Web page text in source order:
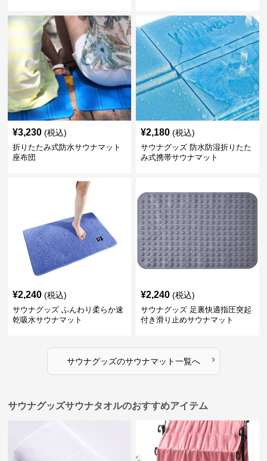
¥3,230 (税込)
折りたたみ式防水サウナマット
座布団
¥2,180 (税込)
サウナグッズ 防水防湿折りたた
み式携帯サウナマット
¥2,240 (税込)
サウナグッズ ふんわり柔らか速
乾吸水サウナマット
¥2,240 (税込)
サウナグッズ 足裏快適指圧突起
付き滑り止めサウナマット
サウナグッズのサウナマット一覧へ ›
サウナグッズサウナタオルのおすすめアイテム